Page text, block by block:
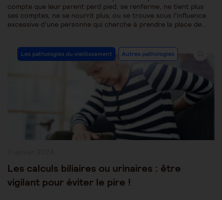
compte que leur parent perd pied, se renferme, ne tient plus
ses comptes, ne se nourrit plus, ou se trouve sous l’influence
excessive d’une personne qui cherche à prendre la place de…
Post
Category:
Les pathologies du vieillissement Autres pathologies
Les calculs biliaires ou urinaires : être
vigilant pour éviter le pire !